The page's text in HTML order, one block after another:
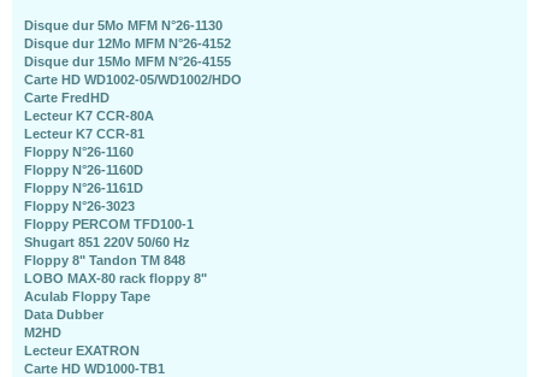
Disque dur 5Mo MFM N°26-1130
Disque dur 12Mo MFM N°26-4152
Disque dur 15Mo MFM N°26-4155
Carte HD WD1002-05/WD1002/HDO
Carte FredHD
Lecteur K7 CCR-80A
Lecteur K7 CCR-81
Floppy N°26-1160
Floppy N°26-1160D
Floppy N°26-1161D
Floppy N°26-3023
Floppy PERCOM TFD100-1
Shugart 851 220V 50/60 Hz
Floppy 8" Tandon TM 848
LOBO MAX-80 rack floppy 8"
Aculab Floppy Tape
Data Dubber
M2HD
Lecteur EXATRON
Carte HD WD1000-TB1